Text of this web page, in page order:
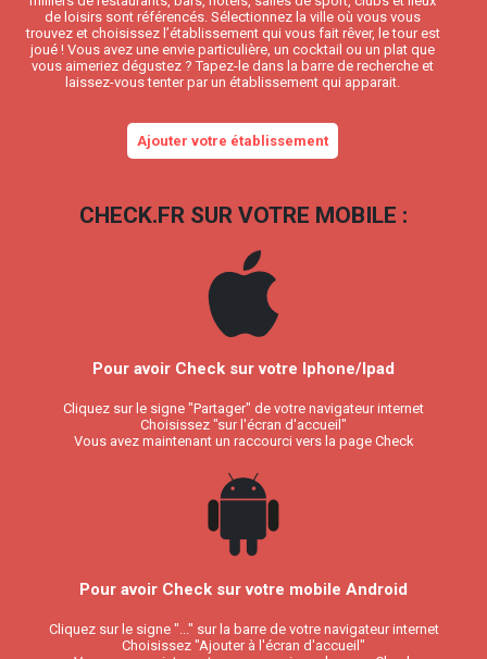
de loisirs sont référencés. Sélectionnez la ville où vous vous
trouvez et choisissez l’établissement qui vous fait rêver, le tour est
joué ! Vous avez une envie particulière, un cocktail ou un plat que
vous aimeriez dégustez ? Tapez-le dans la barre de recherche et
laissez-vous tenter par un établissement qui apparait.
Ajouter votre établissement
CHECK.FR SUR VOTRE MOBILE :
Pour avoir Check sur votre Iphone/Ipad
Cliquez sur le signe "Partager" de votre navigateur internet
Choisissez "sur l'écran d'accueil"
Vous avez maintenant un raccourci vers la page Check
Pour avoir Check sur votre mobile Android
Cliquez sur le signe "..." sur la barre de votre navigateur internet
Choisissez "Ajouter à l'écran d'accueil"